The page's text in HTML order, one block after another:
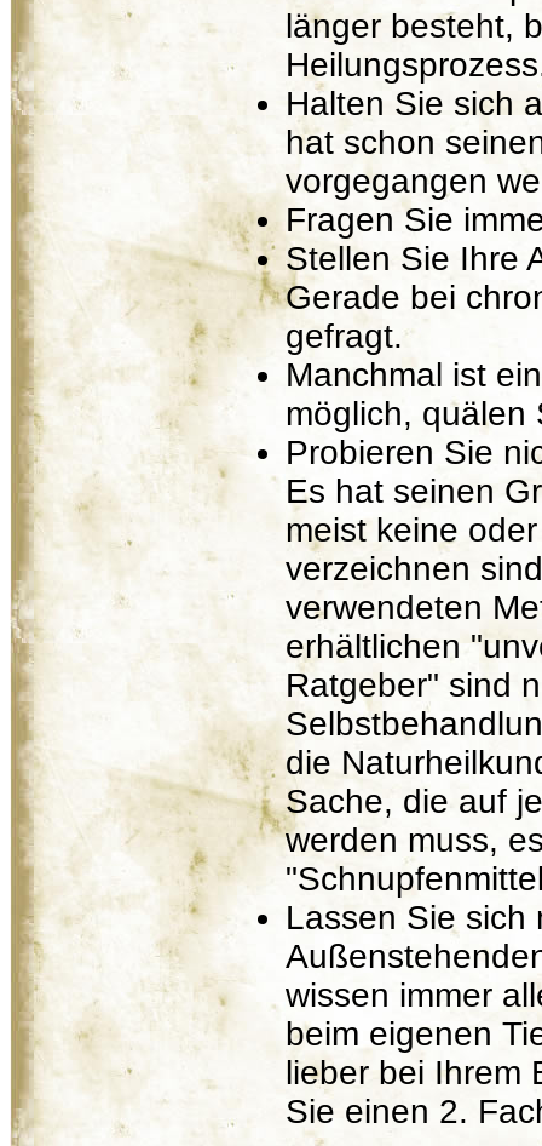
länger besteht,
Halten Sie sich
hat schon
vorgegangen
Fragen Sie
Stellen Sie Ihre
Gerade bei
gefragt.
Manchmal ist
möglich, quälen
Probieren Sie
Es hat seinen
meist keine
verzeichnen
verwendeten
erhältlichen
Ratgeber" sind
die
Sache, die auf
werden muss,
Lassen Sie sich
wissen immer
beim eigenen
lieber bei Ihrem
Sie einen 2.